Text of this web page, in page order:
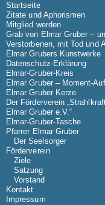
Startseite
Zitate und Aphorismen
Mitglied werden
Grab von Elmar Gruber –
Verstorbenen, mit Tod und
Elmar Grubers Kunstwerke
Datenschutz-Erklärung
Elmar-Gruber-Kreis
Elmar Gruber – Moment-
Elmar Gruber Kerze
Der Förderverein
Elmar Gruber e.V.“
Elmar-Gruber-Tasche
Pfarrer Elmar Gruber
Der Seelsorger
Förderverein
Ziele
Satzung
Vorstand
Kontakt
Impressum